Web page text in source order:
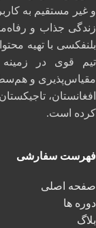
و غیر مستقیم به
زندگی جذاب و
بلنفکسی با تهیه
تیم قوی در
مقیاس‌پذیری و
افغانستان،
کرده است.
فهرست سفارشی
صفحه اصلی
دوره ها
بلاگ